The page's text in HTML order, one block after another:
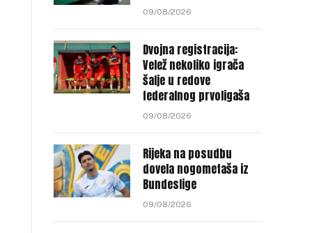
09/08/2026
Dvojna registracija:
Velež nekoliko igrača
šalje u redove
federalnog prvoligaša
09/08/2026
Rijeka na posudbu
dovela nogometaša iz
Bundeslige
09/08/2026